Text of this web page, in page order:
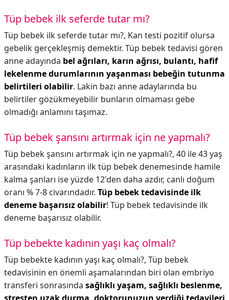
Tüp bebek ilk seferde tutar mı?
Tüp bebek ilk seferde tutar mı?, Kan testi pozitif olursa
gebelik gerçekleşmiş demektir. Tüp bebek tedavisi gören
anne adayında bel ağrıları, karın ağrısı, bulantı, hafif
lekelenme durumlarının yaşanması bebeğin tutunma
belirtileri olabilir. Lakin bazı anne adaylarında bu
belirtiler gözükmeyebilir bunların olmaması gebe
olmadığı anlamını taşımaz.
Tüp bebek şansını artırmak için ne yapmalı?
Tüp bebek şansını artırmak için ne yapmalı?, 40 ile 43 yaş
arasındaki kadınların ilk tüp bebek denemesinde hamile
kalma şanları ise yüzde 12'den daha azdır, canlı doğum
oranı % 7-8 civarındadır. Tüp bebek tedavisinde ilk
deneme başarısız olabilir! Tüp bebek tedavisinde ilk
deneme başarısız olabilir.
Tüp bebekte kadının yaşı kaç olmalı?
Tüp bebekte kadının yaşı kaç olmalı?, Tüp bebek
tedavisinin en önemli aşamalarından biri olan embriyo
transferi sonrasında sağlıklı yaşam, sağlıklı beslenme,